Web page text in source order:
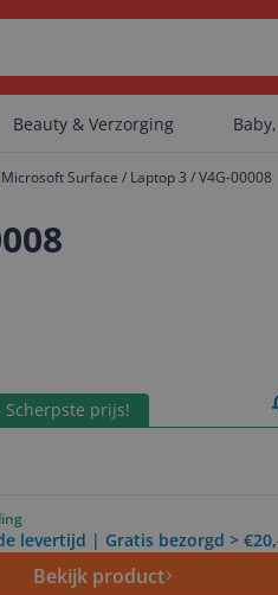
artikelen gevonden.
Beauty & Verzorging
Microsoft Surface / Laptop 3 / V4G-00008
Scherpste prijs!
levertijd | Gratis bezorgd >
Bekijk product